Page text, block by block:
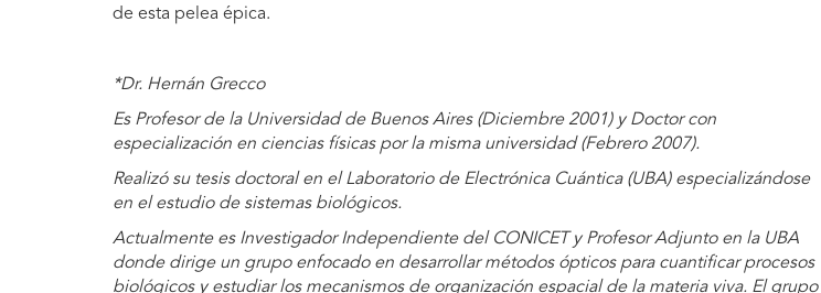
de esta pelea épica.
*Dr. Hernán Grecco
Es Profesor de la Universidad de Buenos Aires (Diciembre 2001) y Doctor con
especialización en ciencias físicas por la misma universidad (Febrero 2007).
Realizó su tesis doctoral en el Laboratorio de Electrónica Cuántica (UBA) especializándose
en el estudio de sistemas biológicos.
Actualmente es Investigador Independiente del CONICET y Profesor Adjunto en la UBA
donde dirige un grupo enfocado en desarrollar métodos ópticos para cuantificar procesos
biológicos y estudiar los mecanismos de organización espacial de la materia viva. El grupo